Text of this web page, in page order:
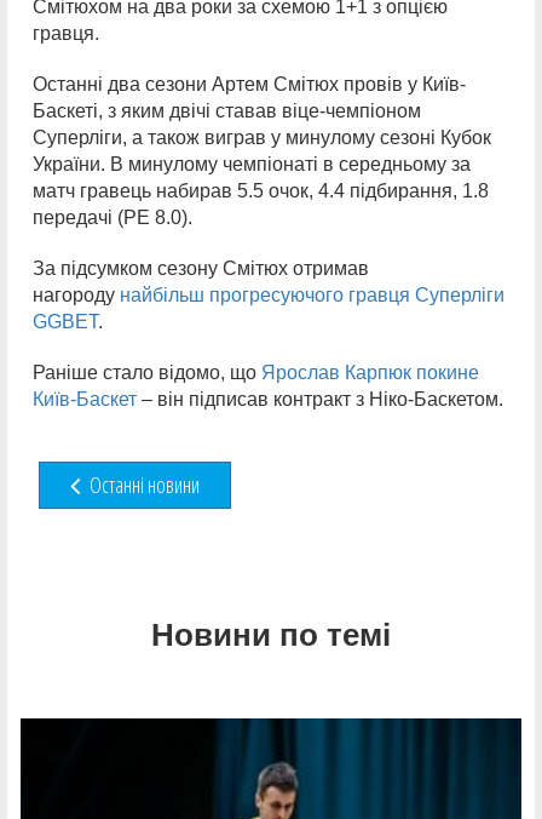
Смітюхом на два роки за схемою 1+1 з опцією
гравця.
Останні два сезони Артем Смітюх провів у Київ-
Баскеті, з яким двічі ставав віце-чемпіоном
Суперліги, а також виграв у минулому сезоні Кубок
України. В минулому чемпіонаті в середньому за
матч гравець набирав 5.5 очок, 4.4 підбирання, 1.8
передачі (РЕ 8.0).
За підсумком сезону Смітюх отримав
нагороду найбільш прогресуючого гравця Суперліги
GGBET.
Раніше стало відомо, що Ярослав Карпюк покине
Київ-Баскет – він підписав контракт з Ніко-Баскетом.
Останні новини
Новини по темі